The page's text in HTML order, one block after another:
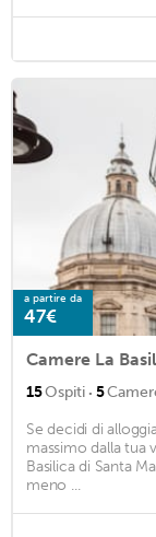
a partire da
47€
Camere La
15Ospiti · 5
Se decidi di
massimo dalla tua
Basilica di Santa
meno ...